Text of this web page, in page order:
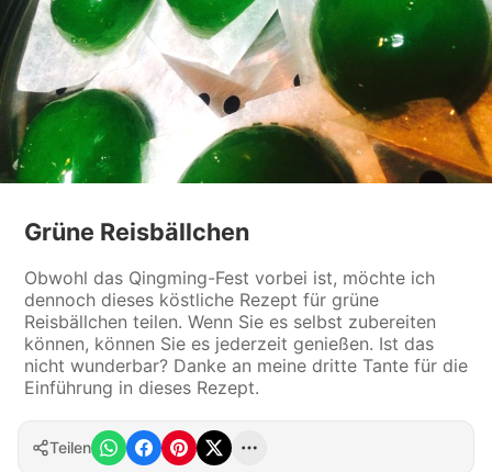
Grüne Reisbällchen
Obwohl das Qingming-Fest vorbei ist, möchte ich
dennoch dieses köstliche Rezept für grüne
Reisbällchen teilen. Wenn Sie es selbst zubereiten
können, können Sie es jederzeit genießen. Ist das
nicht wunderbar? Danke an meine dritte Tante für die
Einführung in dieses Rezept.
Teilen